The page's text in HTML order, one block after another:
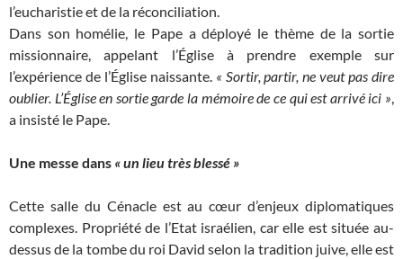
l’eucharistie et de la réconciliation.
Dans son homélie, le Pape a déployé le thème de la sortie
missionnaire, appelant l’Église à prendre exemple sur
l’expérience de l’Église naissante. « Sortir, partir, ne veut pas dire
oublier. L’Église en sortie garde la mémoire de ce qui est arrivé ici »,
a insisté le Pape.
Une messe dans « un lieu très blessé »
Cette salle du Cénacle est au cœur d’enjeux diplomatiques
complexes. Propriété de l’Etat israélien, car elle est située au-
dessus de la tombe du roi David selon la tradition juive, elle est